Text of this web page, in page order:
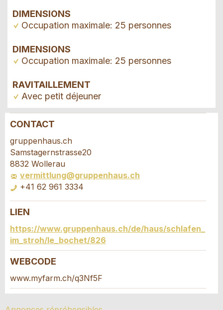
DIMENSIONS
Occupation maximale: 25 personnes
DIMENSIONS
Occupation maximale: 25 personnes
RAVITAILLEMENT
Avec petit déjeuner
Annonces répréhensibles
Vos commentaires sont grandement appréciés!
Commentaires généraux
Cette annonce n'est plus valable
Annonce incomplète
Recommander l'annonce
Recommandez cette annonce à des amis.
CONTACT
gruppenhaus.ch
Samstagernstrasse20
8832 Wollerau
vermittlung@gruppenhaus.ch
+41 62 961 3334
Demande de réservation
Composez un message à la personne de
contact pour cette annonce .
Accès *
LIEN
https://www.gruppenhaus.ch/de/haus/schlafen_
im_stroh/le_bochet/826
WEBCODE
www.myfarm.ch/q3Nf5F